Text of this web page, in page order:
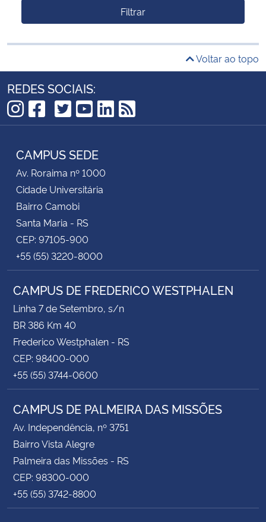
Filtrar
Voltar ao topo
REDES SOCIAIS:
Instagram
Facebook
TikTok
Twitter
YouTube
LinkedIn
RSS
CAMPUS SEDE
Av. Roraima nº 1000
Cidade Universitária
Bairro Camobi
Santa Maria - RS
CEP: 97105-900
+55 (55) 3220-8000
CAMPUS DE FREDERICO WESTPHALEN
Linha 7 de Setembro, s/n
BR 386 Km 40
Frederico Westphalen - RS
CEP: 98400-000
+55 (55) 3744-0600
CAMPUS DE PALMEIRA DAS MISSÕES
Av. Independência, nº 3751
Bairro Vista Alegre
Palmeira das Missões - RS
CEP: 98300-000
+55 (55) 3742-8800